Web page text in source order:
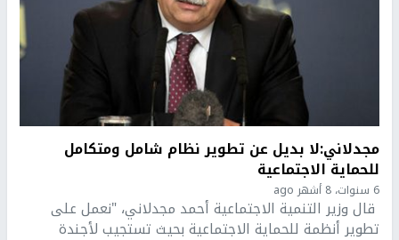
مجدلاني:لا بديل عن تطوير نظام شامل ومتكامل
للحماية الاجتماعية
6 سنوات، 8 أشهر ago
قال وزير التنمية الاجتماعية أحمد مجدلاني، "نعمل على
تطوير أنظمة للحماية الاجتماعية بحيث تستجيب لأجندة